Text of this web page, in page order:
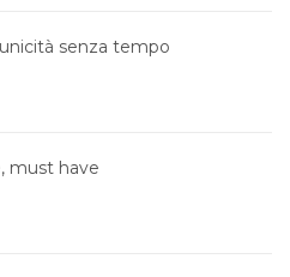
senza tempo
must have